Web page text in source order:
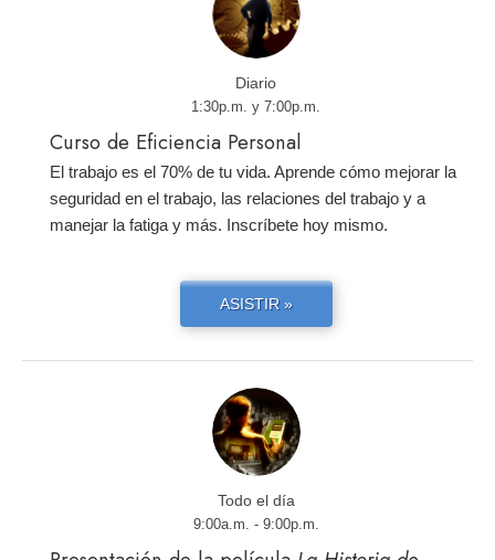
Diario
1:30p.m. y 7:00p.m.
Curso de Eficiencia Personal
El trabajo es el 70% de tu vida. Aprende cómo mejorar la
seguridad en el trabajo, las relaciones del trabajo y a
manejar la fatiga y más. Inscríbete hoy mismo.
ASISTIR »
Todo el día
9:00a.m. - 9:00p.m.